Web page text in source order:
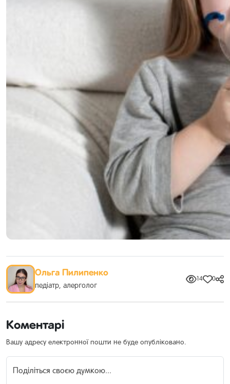
Ольга Пилипенко
педіатр, алерголог
14 0
Коментарі
Вашу адресу електронної пошти не буде опубліковано.
Поділіться своєю думкою...